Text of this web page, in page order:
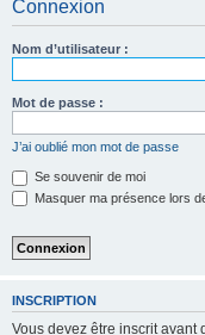
Connexion
Nom d’utilisateur :
Mot de passe :
J’ai oublié mon mot de passe
Se souvenir de moi
Masquer ma présence lors
INSCRIPTION
Vous devez être inscrit avant